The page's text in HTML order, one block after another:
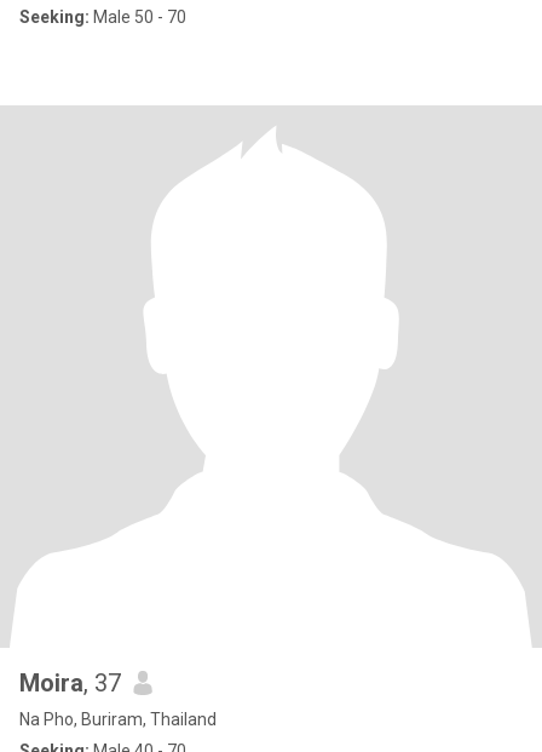
Seeking: Male 50 - 70
Moira, 37
Na Pho, Buriram, Thailand